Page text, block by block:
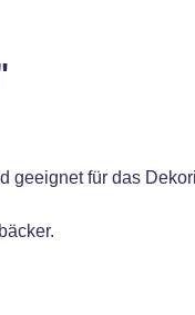
für das